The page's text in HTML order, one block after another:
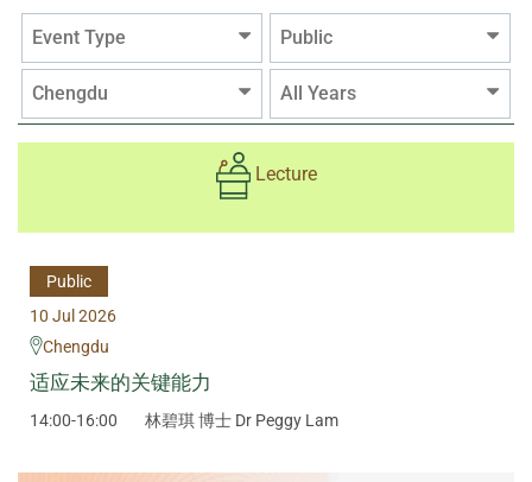
Event Type Public
Chengdu All Years
Lecture
Public
10 Jul 2026
Chengdu
适应未来的关键能力
14:00-16:00 林碧琪 博士 Dr Peggy Lam